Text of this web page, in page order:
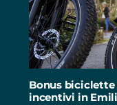
Bonus biciclette
incentivi in